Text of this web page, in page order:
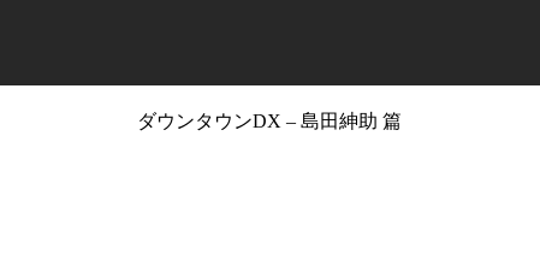
ダウンタウンDX – 島田紳助 篇